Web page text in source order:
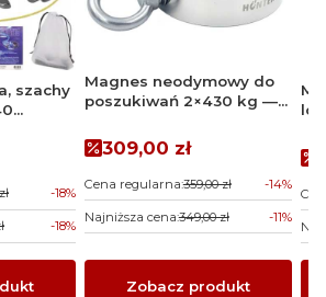
szachy
-18%
-18%
Magnes neodymowy do
poszukiwań 2×430 kg —
Magnesy Hunter
Cena promocyjna
309,00 zł
Cena regularna:359,00 zł -14%
Najniższa cena:349,00 zł -11%
Zobacz produkt